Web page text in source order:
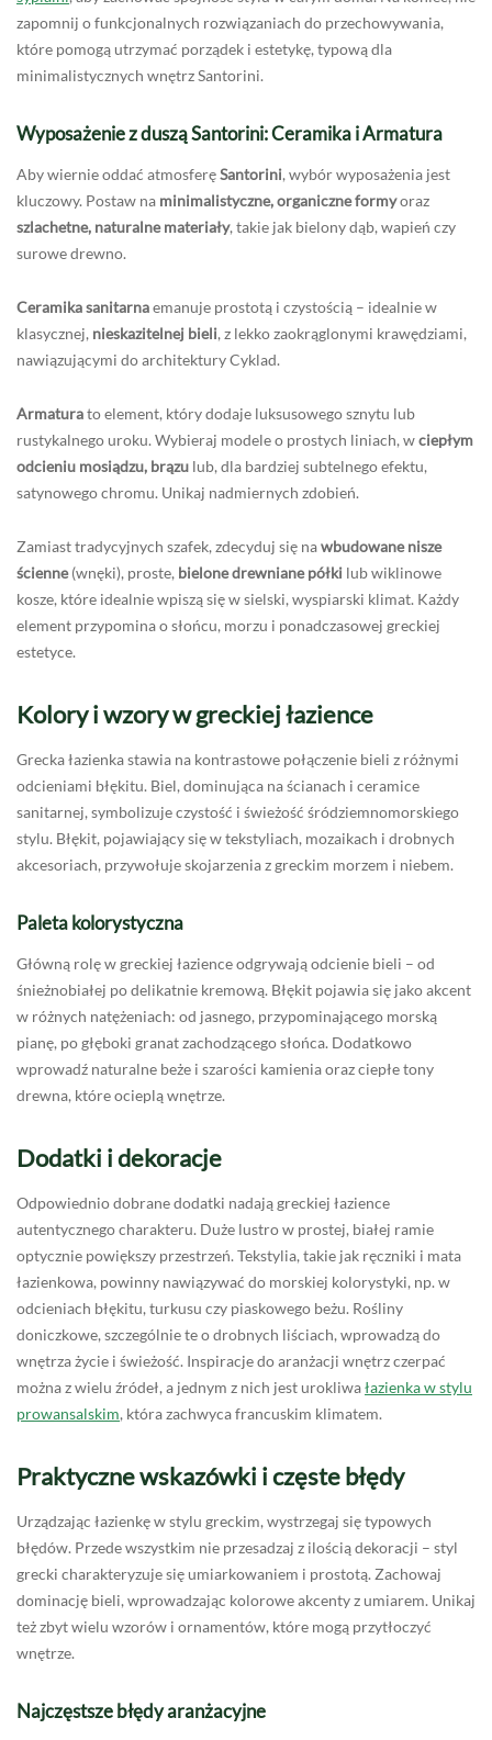
zapomnij o funkcjonalnych rozwiązaniach do przechowywania,
które pomogą utrzymać porządek i estetykę, typową dla
minimalistycznych wnętrz Santorini.
Wyposażenie z duszą Santorini: Ceramika i Armatura
Aby wiernie oddać atmosferęSantorini, wybór wyposażenia jest
kluczowy. Postaw na minimalistyczne, organiczne formyoraz
szlachetne, naturalne materiały, takie jak bielony dąb, wapień czy
surowe drewno.
Ceramika sanitarnaemanuje prostotą i czystością – idealnie w
klasycznej, nieskazitelnej bieli, z lekko zaokrąglonymi krawędziami,
nawiązującymi do architektury Cyklad.
Armaturato element, który dodaje luksusowego sznytu lub
rustykalnego uroku. Wybieraj modele o prostych liniach, wciepłym
odcieniu mosiądzu, brązu lub, dla bardziej subtelnego efektu,
satynowego chromu. Unikaj nadmiernych zdobień.
Zamiast tradycyjnych szafek, zdecyduj się nawbudowane nisze
ścienne(wnęki), proste, bielone drewniane półki lub wiklinowe
kosze, które idealnie wpiszą się w sielski, wyspiarski klimat. Każdy
element przypomina o słońcu, morzu i ponadczasowej greckiej
estetyce.
Kolory i wzory w greckiej łazience
Grecka łazienka stawia na kontrastowe połączenie bieli z różnymi
odcieniami błękitu. Biel, dominująca na ścianach i ceramice
sanitarnej, symbolizuje czystość i świeżość śródziemnomorskiego
stylu. Błękit, pojawiający się w tekstyliach, mozaikach i drobnych
akcesoriach, przywołuje skojarzenia z greckim morzem i niebem.
Paleta kolorystyczna
Główną rolę w greckiej łazience odgrywają odcienie bieli – od
śnieżnobiałej po delikatnie kremową. Błękit pojawia się jako akcent
w różnych natężeniach: od jasnego, przypominającego morską
pianę, po głęboki granat zachodzącego słońca. Dodatkowo
wprowadź naturalne beże i szarości kamienia oraz ciepłe tony
drewna, które ocieplą wnętrze.
Dodatki i dekoracje
Odpowiednio dobrane dodatki nadają greckiej łazience
autentycznego charakteru. Duże lustro w prostej, białej ramie
optycznie powiększy przestrzeń. Tekstylia, takie jak ręczniki i mata
łazienkowa, powinny nawiązywać do morskiej kolorystyki, np. w
odcieniach błękitu, turkusu czy piaskowego beżu. Rośliny
doniczkowe, szczególnie te o drobnych liściach, wprowadzą do
wnętrza życie i świeżość. Inspiracje do aranżacji wnętrz czerpać
można z wielu źródeł, a jednym z nich jest urokliwałazienka w stylu
prowansalskim, która zachwyca francuskim klimatem.
Praktyczne wskazówki i częste błędy
Urządzając łazienkę w stylu greckim, wystrzegaj się typowych
błędów. Przede wszystkim nie przesadzaj z ilością dekoracji – styl
grecki charakteryzuje się umiarkowaniem i prostotą. Zachowaj
dominację bieli, wprowadzając kolorowe akcenty z umiarem. Unikaj
też zbyt wielu wzorów i ornamentów, które mogą przytłoczyć
wnętrze.
Najczęstsze błędy aranżacyjne